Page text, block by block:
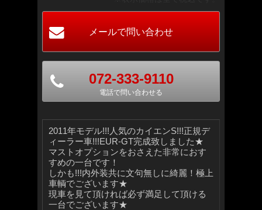
072-333-9110
電話で問い合わせる
2011年モデル!!!人気のカイエンS!!!正規デ
ィーラー車!!!EUR-GT完成致しました★
マストオプションをおさえた非常におす
すめの一台です！
しかも!!!内外装共に文句無しに綺麗！極上
車輌でございます★
現車を見て頂ければ必ず満足して頂ける
一台でございます★